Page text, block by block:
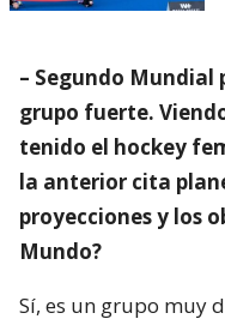
– Segundo Mundial
grupo fuerte.
tenido el hockey
la anterior cita
proyecciones y los
Mundo?
Sí, es un grupo muy